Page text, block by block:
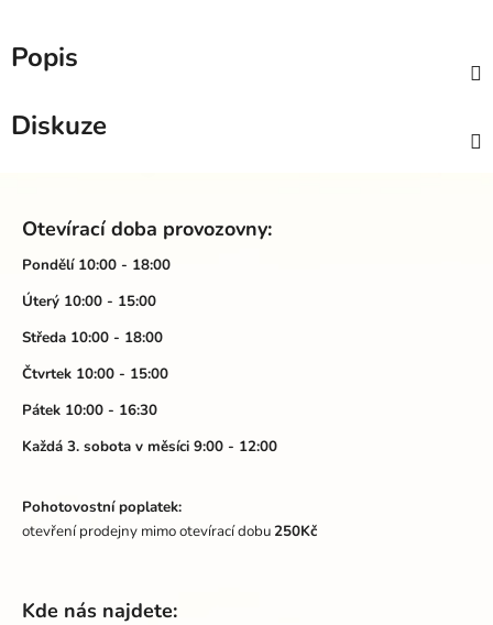
Popis
Diskuze
Otevírací doba provozovny:
Pondělí 10:00 - 18:00
Úterý 10:00 - 15:00
Středa 10:00 - 18:00
Čtvrtek 10:00 - 15:00
Pátek 10:00 - 16:30
Každá 3. sobota v měsíci 9:00 - 12:00
Pohotovostní poplatek:
otevření prodejny mimo otevírací dobu250Kč
Kde nás najdete: